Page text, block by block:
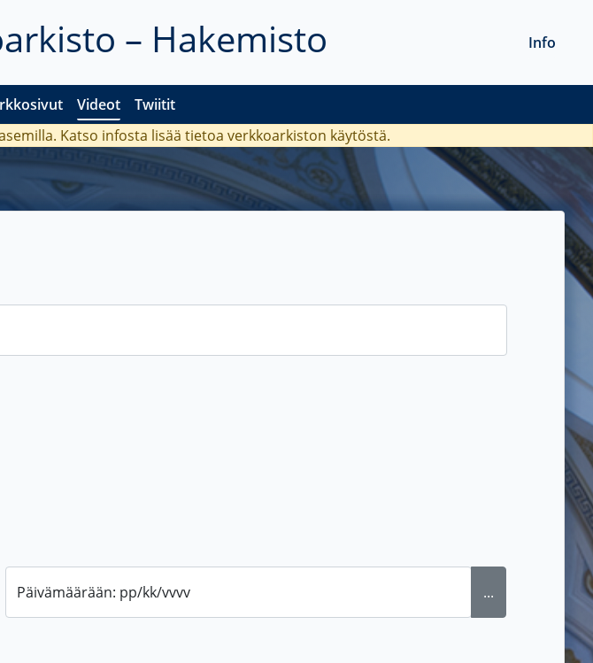
– Hakemisto
Videot Twiitit
Info
Katso infosta lisää tietoa verkkoarkiston käytöstä.
Päivämäärään: pp/kk/vvvv ...